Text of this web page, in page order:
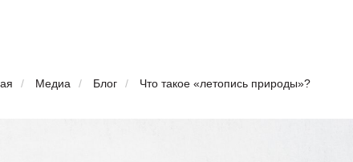
/ Медиа / Блог / Что такое «летопись природы»?